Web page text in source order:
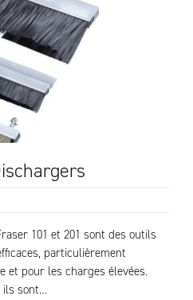
101 et 201 sont des outils
particulièrement
et pour les charges élevées.
ils sont…